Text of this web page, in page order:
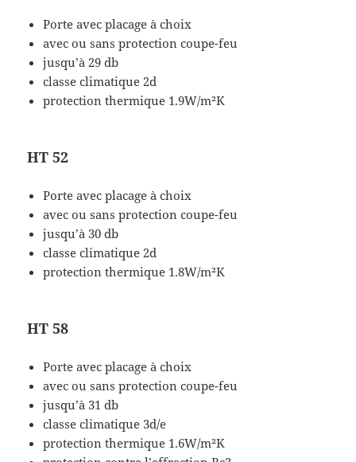
Porte avec placage à choix
avec ou sans protection coupe-feu
jusqu’à 29 db
classe climatique 2d
protection thermique 1.9W/m²K
HT 52
Porte avec placage à choix
avec ou sans protection coupe-feu
jusqu’à 30 db
classe climatique 2d
protection thermique 1.8W/m²K
HT 58
Porte avec placage à choix
avec ou sans protection coupe-feu
jusqu’à 31 db
classe climatique 3d/e
protection thermique 1.6W/m²K